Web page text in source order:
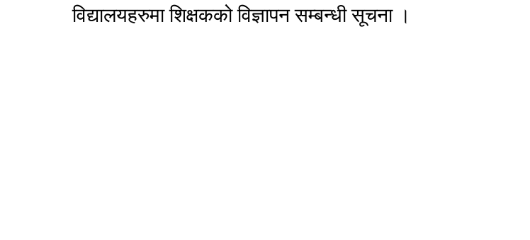
विद्यालयहरुमा शिक्षकको विज्ञापन सम्बन्धी सूचना ।